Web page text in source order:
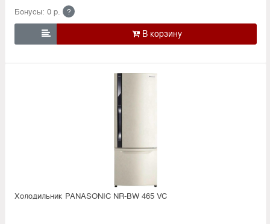
Бонусы: 0 р. ?

Холодильник PANASONIC NR-BW 465 VC